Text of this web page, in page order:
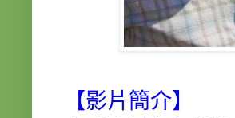
【影片簡介】